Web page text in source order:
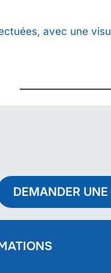
avec une
DEMANDER